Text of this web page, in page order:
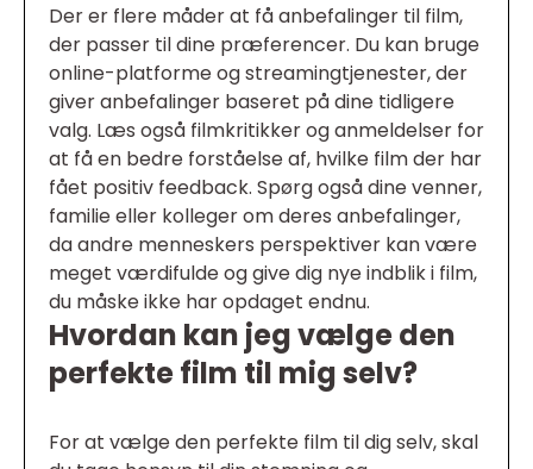
Der er flere måder at få anbefalinger til film,
der passer til dine præferencer. Du kan bruge
online-platforme og streamingtjenester, der
giver anbefalinger baseret på dine tidligere
valg. Læs også filmkritikker og anmeldelser for
at få en bedre forståelse af, hvilke film der har
fået positiv feedback. Spørg også dine venner,
familie eller kolleger om deres anbefalinger,
da andre menneskers perspektiver kan være
meget værdifulde og give dig nye indblik i film,
du måske ikke har opdaget endnu.
Hvordan kan jeg vælge den
perfekte film til mig selv?
For at vælge den perfekte film til dig selv, skal